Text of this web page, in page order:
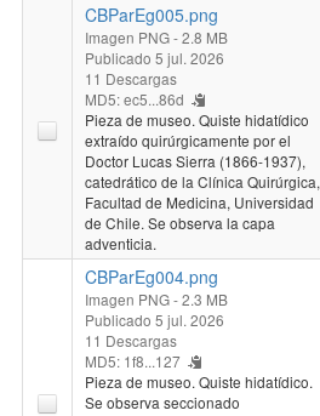
CBParEg005.png
Imagen PNG- 2.8 MB
Publicado 5 jul. 2026
11 Descargas
MD5: ec5...86d
Pieza de museo. Quiste hidatídico
extraído quirúrgicamente por el
Doctor Lucas Sierra (1866-1937),
catedrático de la Clínica Quirúrgica,
Facultad de Medicina, Universidad
de Chile. Se observa la capa
adventicia.
CBParEg004.png
Imagen PNG- 2.3 MB
Publicado 5 jul. 2026
11 Descargas
MD5: 1f8...127
Pieza de museo. Quiste hidatídico.
Se observa seccionado